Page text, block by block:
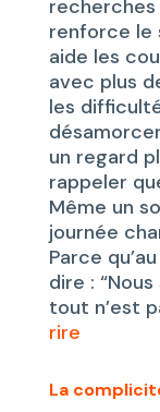
recherches
renforce le
aide les
avec plus
les
un regard
rappeler
Même un
journée
Parce
dire :
tout n’est
rire
La